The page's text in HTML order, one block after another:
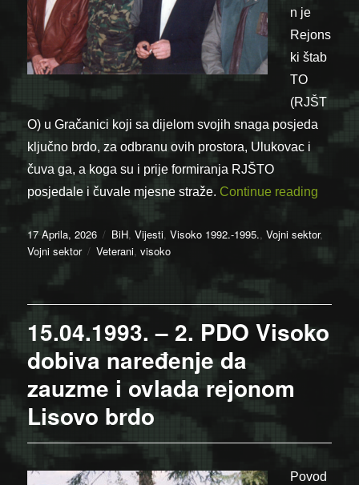
n je
Rejons
ki štab
TO
(RJŠT
O) uGračanici koji sa dijelom svojih snaga posjeda
ključno brdo, za odbranu ovih prostora, Ulukovac i
čuva ga, a koga su i prije formiranja RJŠTO
posjedale i čuvale mjesne straže.Continue reading
Posted
on
17 Aprila, 2026 Categories
BiH,Vijesti,Visoko 1992.-1995.,Vojni sektor,
Vojni sektor
Tags
Veterani,visoko
15.04.1993. – 2. PDO Visoko
dobiva naređenje da
zauzme i ovlada rejonom
Lisovo brdo
Povod